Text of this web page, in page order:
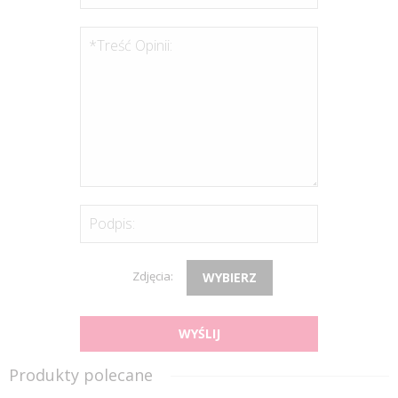
*Treść Opinii:
Podpis:
Zdjęcia: WYBIERZ
WYŚLIJ
Produkty polecane